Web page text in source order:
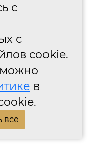
с
с
cookie.
в
все